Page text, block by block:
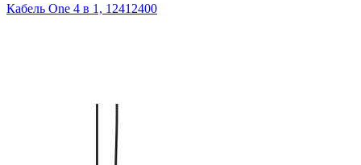
Кабель One 4 в 1, 12412400